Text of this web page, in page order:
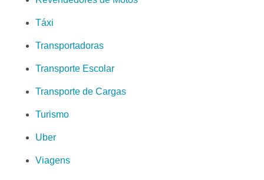
Táxi
Transportadoras
Transporte Escolar
Transporte de Cargas
Turismo
Uber
Viagens